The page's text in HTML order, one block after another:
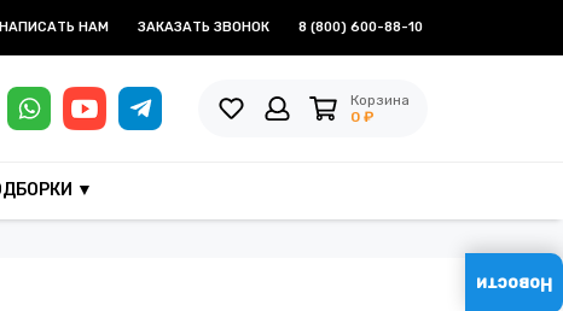
НАПИСАТЬ НАМ ЗАКАЗАТЬ ЗВОНОК 8 (800) 600-88-10
Корзина
0 ₽
▼
Новости